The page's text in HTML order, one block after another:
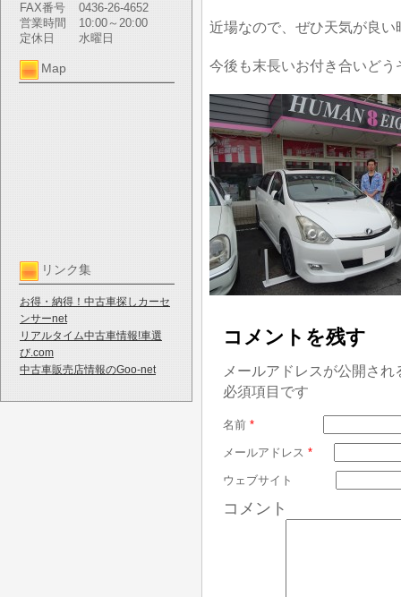
FAX番号
0436-26-4652
営業時間
10:00～20:00
定休日
水曜日
Map
リンク集
お得・納得！中古車探しカーセ
ンサーnet
リアルタイム中古車情報!車選
び.com
中古車販売店情報のGoo-net
近場なので、ぜひ天気が良
今後も末長いお付き合いど
コメントを残す
メールアドレスが公開さ
必須項目です
名前 *
メールアドレス *
ウェブサイト
コメント